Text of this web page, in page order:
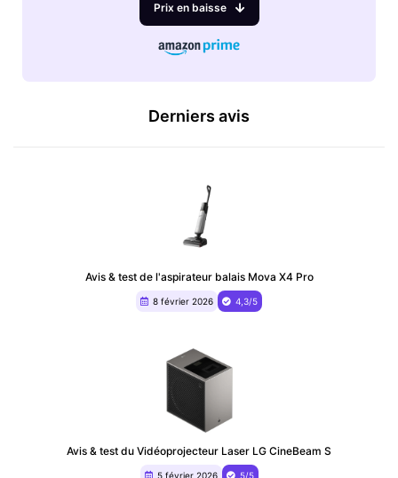
Prix en baisse
Derniers avis
Avis & test de l'aspirateur balais Mova X4 Pro
8 février 2026 4,3/5
Avis & test du ‎Vidéoprojecteur Laser LG CineBeam S
5 février 2026 5/5